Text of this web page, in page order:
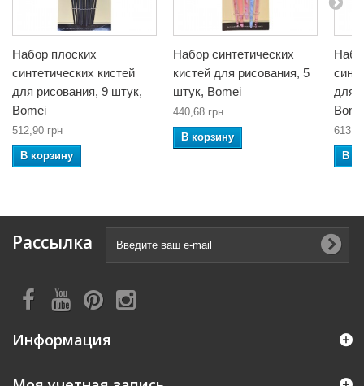
Набор плоских
синтетических кистей
для рисования, 9 штук,
Bomei
512,90 грн
В корзину
Набор синтетических
кистей для рисования, 5
штук, Bomei
440,68 грн
В корзину
для
В
Рассылка
Информация